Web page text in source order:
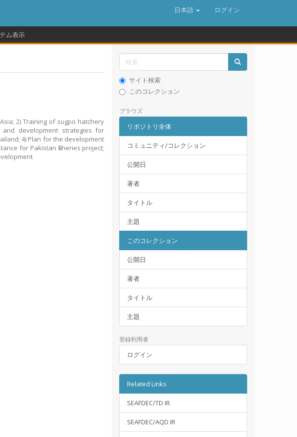
日本語 ログイン
ム表示
2) Training of sugpo hatchery
development strategies for
4) Plan for the development
for Pakistan fisheries project;
サイト検索
このコレクション
ブラウズ
リポジトリ全体
コミュニティ/コレクション
公開日
著者
タイトル
主題
このコレクション
公開日
著者
タイトル
主題
登録利用者
ログイン
Related Links
SEAFDEC/TD IR
SEAFDEC/AQD IR